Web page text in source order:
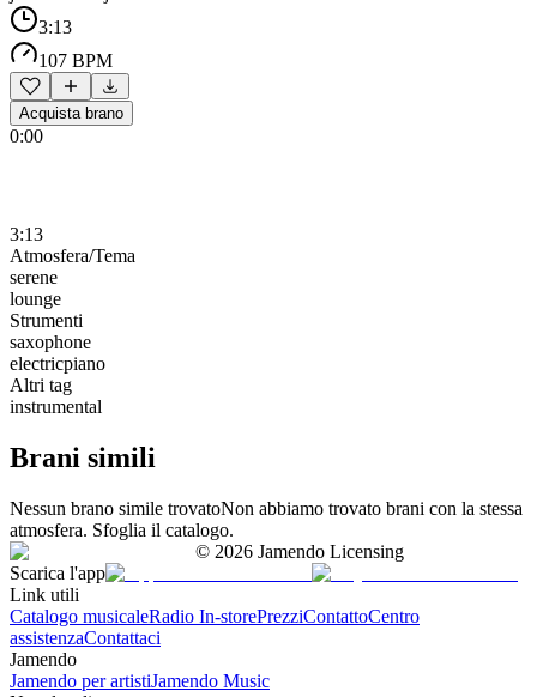
3:13
107 BPM
Acquista brano
0:00
3:13
Atmosfera/Tema
serene
lounge
Strumenti
saxophone
electricpiano
Altri tag
instrumental
Brani simili
Nessun brano simile trovatoNon abbiamo trovato brani con la stessa
atmosfera. Sfoglia il catalogo.
© 2026 Jamendo Licensing
Scarica l'app
Link utili
Catalogo musicaleRadio In-storePrezziContattoCentro
assistenzaContattaci
Jamendo
Jamendo per artistiJamendo Music